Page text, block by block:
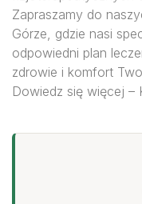
Zapraszamy do
Górze, gdzie nasi
odpowiedni plan
zdrowie i komfort
Dowiedz się więcej –